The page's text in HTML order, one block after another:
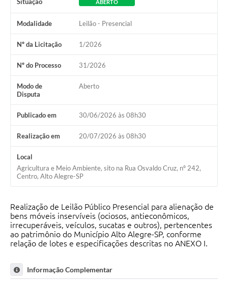
ABERTO
Modalidade Leilão - Presencial
Nº da Licitação 1/2026
Nº do Processo 31/2026
Modo de
Disputa
Aberto
Publicado em 30/06/2026 às 08h30
Realização em 20/07/2026 às 08h30
Local
Agricultura e Meio Ambiente, sito na Rua Osvaldo Cruz, nº 242,
Centro, Alto Alegre-SP
Realização de Leilão Público Presencial para alienação de
bens móveis inservíveis (ociosos, antieconômicos,
irrecuperáveis, veículos, sucatas e outros), pertencentes
ao patrimônio do Município Alto Alegre-SP, conforme
relação de lotes e especificações descritas no ANEXO I.
Informação Complementar